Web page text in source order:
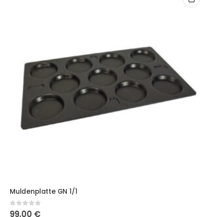
Muldenplatte GN 1/1
0out of 5
99,00 €